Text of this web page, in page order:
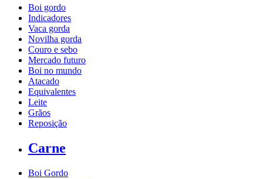
Boi gordo
Indicadores
Vaca gorda
Novilha gorda
Couro e sebo
Mercado futuro
Boi no mundo
Atacado
Equivalentes
Leite
Grãos
Reposição
Carne
Boi Gordo